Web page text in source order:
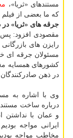
مستندهای «ثریا»،
كه ما بعضی از
جرقه های «ثریا»
مقصودی افزود: پس
رایزن های
مسئولان جرقه ای
كشورهای همسایه
در ذهن
وی با اشاره به
درباره ساخت
و عمان با نداشتن
ایرانی مواجه
مخاطب مواجه